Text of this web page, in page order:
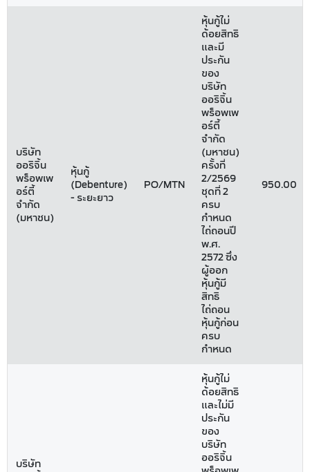
บริษัท
ออริจิ้น
พร็อพเพ
อร์ตี้
จำกัด
(มหาชน)
หุ้นกู้
(Debenture)
- ระยะยาว
PO/MTN
หุ้นกู้ไม่
ด้อยสิทธิ
และมี
ประกัน
ของ
บริษัท
ออริจิ้น
พร็อพเพ
อร์ตี้
จำกัด
(มหาชน)
ครั้งที่
2/2569
ชุดที่ 2
ครบ
กำหนด
ไถ่ถอนปี
พ.ศ.
2572 ซึ่ง
ผู้ออก
หุ้นกู้มี
สิทธิ
ไถ่ถอน
หุ้นกู้ก่อน
ครบ
กำหนด
950.00
บริษัท
หุ้นกู้ไม่
ด้อยสิทธิ
และไม่มี
ประกัน
ของ
บริษัท
ออริจิ้น